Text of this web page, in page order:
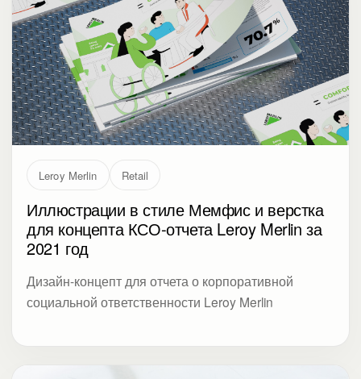
Leroy Merlin Retail
Иллюстрации в стиле Мемфис и верстка
для концепта КСО-отчета Leroy Merlin за
2021 год
Дизайн-концепт для отчета о корпоративной
социальной ответственности Leroy Merlin